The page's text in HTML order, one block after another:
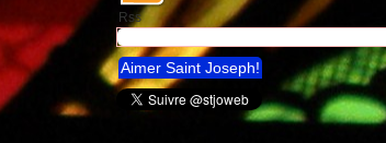
Rss
Aimer Saint Joseph!